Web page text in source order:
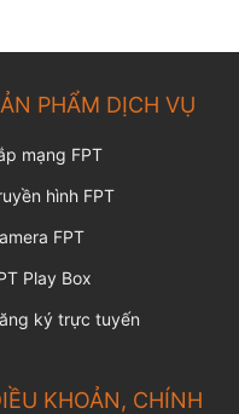
PHẨM DỊCH VỤ
mạng FPT
hình FPT
FPT
Play Box
ký trực tuyến
KHOẢN, CHÍNH